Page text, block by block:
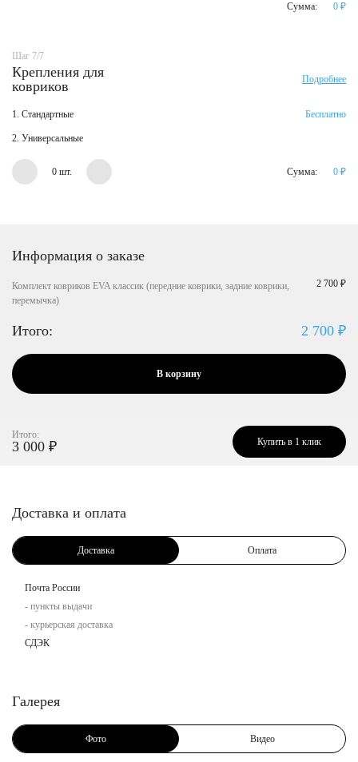
Сумма: 0 ₽
Шаг 7/7
Крепления для
ковриков
Подробнее
1. Стандартные Бесплатно
2. Универсальные
0 шт. Сумма: 0 ₽
Информация о заказе
Комплект ковриков EVA классик (передние коврики, задние коврики,
перемычка)
2 700 ₽
Итого: 2 700 ₽
В корзину
Итого:
3 000 ₽ Купить в 1 клик
Доставка и оплата
Доставка Оплата
Почта России
- пункты выдачи
- курьерская доставка
СДЭК
Галерея
Фото Видео